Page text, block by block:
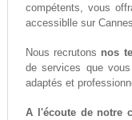
compétents, vous
accessiblle sur
Nous recrutons nos
de services que
adaptés et
A l'écoute de notre